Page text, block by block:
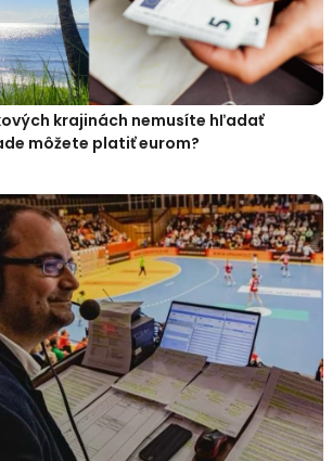
krajinách nemusíte hľadať
môžete platiť eurom?